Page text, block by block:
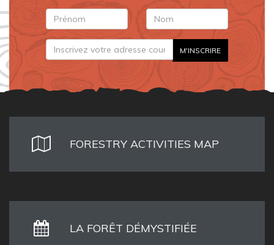
FORESTRY ACTIVITIES MAP
LA FORÊT DÉMYSTIFIÉE